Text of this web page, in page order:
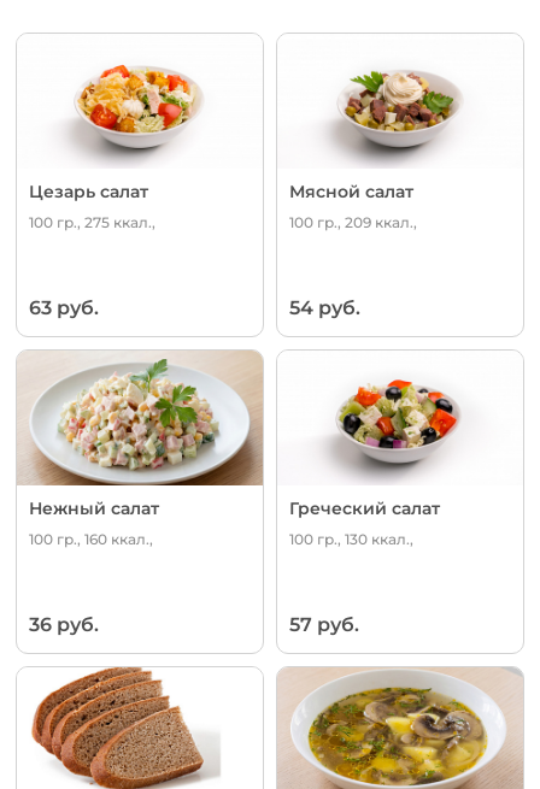
Цезарь салат
100 гр., 275 ккал.,
63 руб.
Мясной салат
100 гр., 209 ккал.,
54 руб.
Нежный салат
100 гр., 160 ккал.,
36 руб.
Греческий салат
100 гр., 130 ккал.,
57 руб.